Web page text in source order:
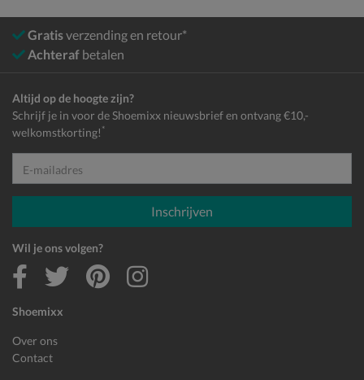
Gratisverzending en retour*
Achteraf betalen
Shoemixx
Over ons
Contact
Altijd op de hoogte zijn?
Schrijf je in voor de Shoemixx nieuwsbrief en ontvang €10,-
welkomstkorting! *
E-mailadres
Inschrijven
Wil je ons volgen?